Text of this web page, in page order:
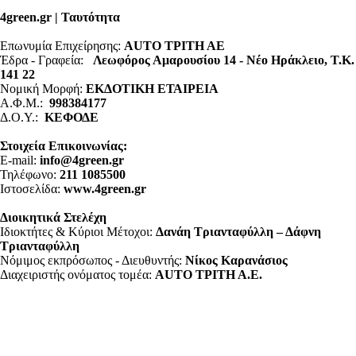
4green.gr | Ταυτότητα
Επωνυμία Επιχείρησης: AUTO ΤΡΙΤΗ ΑΕ
Έδρα - Γραφεία: Λεωφόρος Αμαρουσίου 14 - Νέο Ηράκλειο, Τ.Κ.
141 22
Νομική Μορφή: ΕΚΔΟΤΙΚΗ ΕΤΑΙΡΕΙΑ
Α.Φ.Μ.: 998384177
Δ.Ο.Υ.: ΚΕΦΟΔΕ
Στοιχεία Επικοινωνίας:
E-mail: info@4green.gr
Τηλέφωνο: 211 1085500
Ιστοσελίδα: www.4green.gr
Διοικητικά Στελέχη
Ιδιοκτήτες & Κύριοι Μέτοχοι: Δανάη Τριανταφύλλη – Δάφνη
Τριανταφύλλη
Νόμιμος εκπρόσωπος - Διευθυντής: Νίκος Καρανάσιος
Διαχειριστής ονόματος τομέα: ΑUTO ΤΡΙΤΗ Α.Ε.